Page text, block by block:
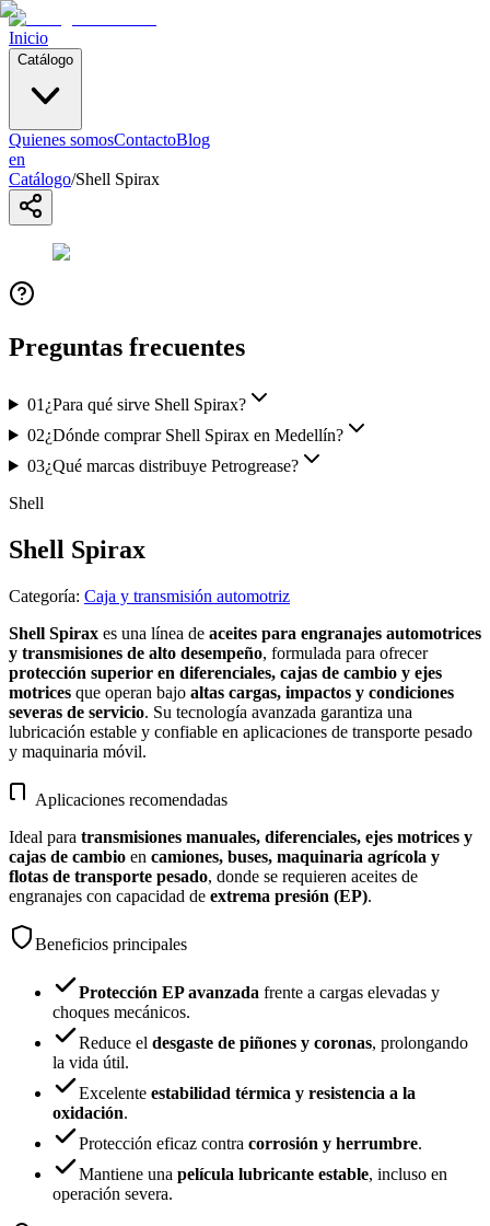
Inicio
Catálogo
Quienes somosContactoBlog
en
Catálogo/Shell Spirax
Preguntas frecuentes
01 ¿Para qué sirve Shell Spirax?
02¿Dónde comprar Shell Spirax en Medellín?
03¿Qué marcas distribuye Petrogrease?
Shell
Shell Spirax
Categoría: Caja y transmisión automotriz
Shell Spirax es una línea de aceites para engranajes automotrices
y transmisiones de alto desempeño, formulada para ofrecer
protección superior en diferenciales, cajas de cambio y ejes
motrices que operan bajo altas cargas, impactos y condiciones
severas de servicio. Su tecnología avanzada garantiza una
lubricación estable y confiable en aplicaciones de transporte pesado
y maquinaria móvil.
Aplicaciones recomendadas
Ideal para transmisiones manuales, diferenciales, ejes motrices y
cajas de cambio en camiones, buses, maquinaria agrícola y
flotas de transporte pesado, donde se requieren aceites de
engranajes con capacidad de extrema presión (EP).
Beneficios principales
Protección EP avanzada frente a cargas elevadas y
choques mecánicos.
Reduce el desgaste de piñones y coronas, prolongando
la vida útil.
Excelente estabilidad térmica y resistencia a la
oxidación.
Protección eficaz contra corrosión y herrumbre.
Mantiene una película lubricante estable, incluso en
operación severa.